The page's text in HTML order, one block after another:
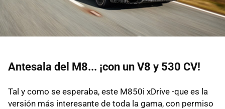
Antesala del M8... ¡con un V8 y 530 CV!
Tal y como se esperaba, este M850i xDrive -que es la
versión más interesante de toda la gama, con permiso